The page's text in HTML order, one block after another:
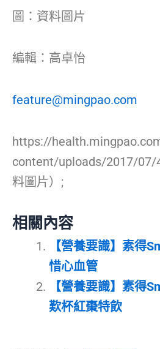
圖：資料圖片
編輯：高卓怡
feature@mingpao.com
https://
content/uploads/2017/07/
料圖片）;
相關內容
【營養要識】素得
惜心血管
【營養要識】素得
歎杯紅棗特飲